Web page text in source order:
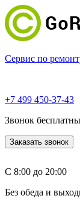
Сервис по
+7 499 450-37-43
Звонок
Заказать звонок
С 8:00 до 20:00
Без обеда и